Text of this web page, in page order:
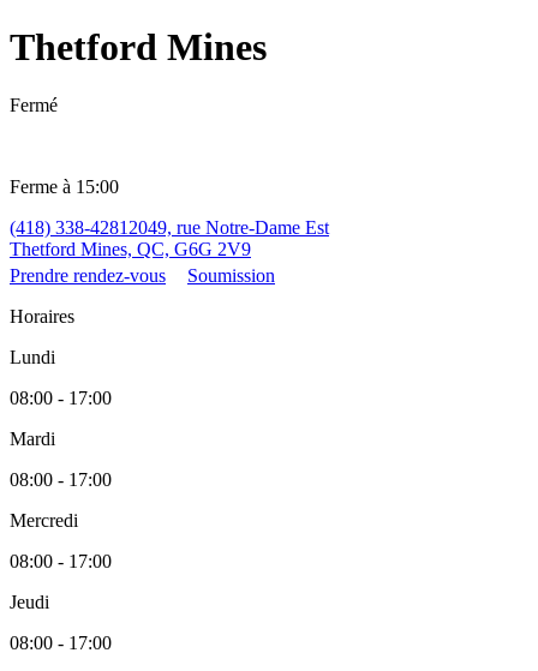
Thetford Mines
Fermé
Ferme à 15:00
(418) 338-4281 2049, rue Notre-Dame Est
Thetford Mines, QC, G6G 2V9
Prendre rendez-vous
Soumission
Horaires
Lundi
08:00 - 17:00
Mardi
08:00 - 17:00
Mercredi
08:00 - 17:00
Jeudi
08:00 - 17:00